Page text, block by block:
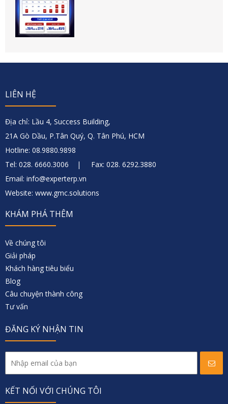
LIÊN HỆ
Địa chỉ: Lầu 4, Success Building,
21A Gò Dầu, P.Tân Quý, Q. Tân Phú, HCM
Hotline: 08.9880.9898
Tel: 028. 6660.3006 | Fax: 028. 6292.3880
Email: info@experterp.vn
Website: www.gmc.solutions
KHÁM PHÁ THÊM
Về chúng tôi
Giải pháp
Khách hàng tiêu biểu
Blog
Câu chuyện thành công
Tư vấn
ĐĂNG KÝ NHẬN TIN
KẾT NỐI VỚI CHÚNG TÔI